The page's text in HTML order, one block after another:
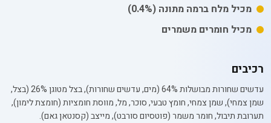
מכיל מלח ברמה מתונה (0.4%)
מכיל חומרים משמרים
רכיבים
עדשים שחורות מבושלות 64% (מים, עדשים שחורות), בצל מטוגן 26% (בצל,
שמן צמחי), שמן צמחי, חומץ טבעי, סוכר, מל, מווסת חומציות (חומצת לימון),
תערובת תיבול, חומר משמר (פוטסיום סורבט), מייצב (קסנטאן גאם).